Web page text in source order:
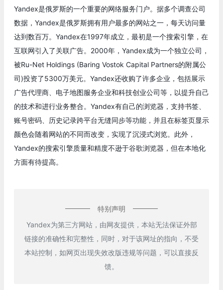
Yandex是俄罗斯的一个重要的网络服务门户。据多个调查公司
数据，Yandex是俄罗斯拥有用户最多的网站之一，每天访问量
达到数百万。Yandex在1997年成立，最初是一个搜索引擎，在
互联网引入了关联广告。2000年，Yandex成为一个独立公司，
被Ru-Net Holdings (Baring Vostok Capital Partners的附属公
司)投资了5300万美元。Yandex还收购了许多企业，包括展示
广告代理商、电子地图服务企业和科技创业公司等，以提升自己
的技术和进行业务整合。Yandex有自己的浏览器，支持书签、
账号密码、历史记录跨平台无缝同步等功能，并且在标签页显示
颜色会随着网站的不同而改变，实现了沉浸式浏览。此外，
Yandex的搜索引擎质量和精度不逊于谷歌浏览器，但在本地化
方面有待提高。
特别声明
Yandex为第三方网站，由网友提供，本站无法保证外部
链接的准确性和完整性，同时，对于该网址的指向，不受
本站控制，如网页出现失效改版违规等问题，可以直接反
馈。